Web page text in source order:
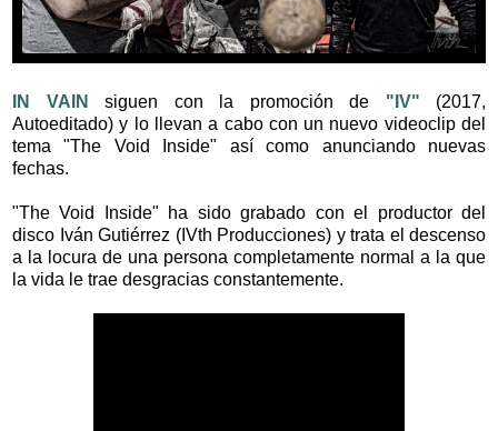
IN VAIN siguen con la promoción de "IV" (2017,
Autoeditado) y lo llevan a cabo con un nuevo videoclip del
tema "The Void Inside" así como anunciando nuevas
fechas.
"The Void Inside" ha sido grabado con el productor del
disco Iván Gutiérrez (IVth Producciones) y trata el descenso
a la locura de una persona completamente normal a la que
la vida le trae desgracias constantemente.